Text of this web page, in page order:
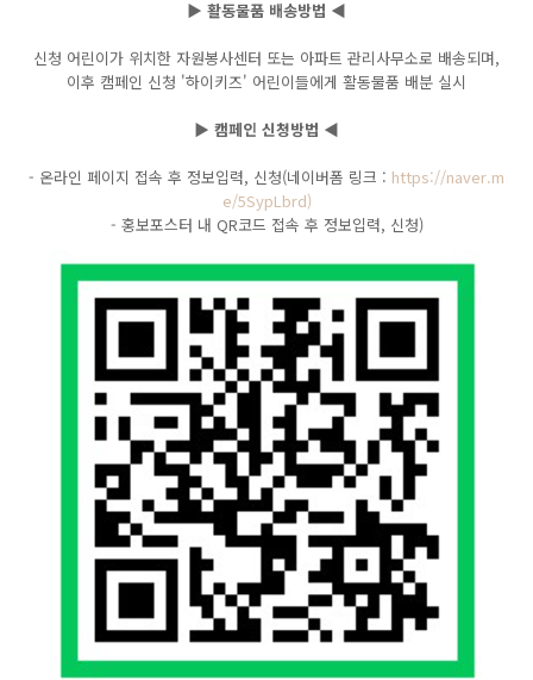
▶ 활동물품 배송방법 ◀
신청 어린이가 위치한 자원봉사센터 또는 아파트 관리사무소로 배송되며,
이후 캠페인 신청 '하이키즈' 어린이들에게 활동물품 배분 실시
▶ 캠페인 신청방법 ◀
- 온라인 페이지 접속 후 정보입력, 신청(네이버폼 링크 : https://naver.m
e/5SypLbrd)
- 홍보포스터 내 QR코드 접속 후 정보입력, 신청)